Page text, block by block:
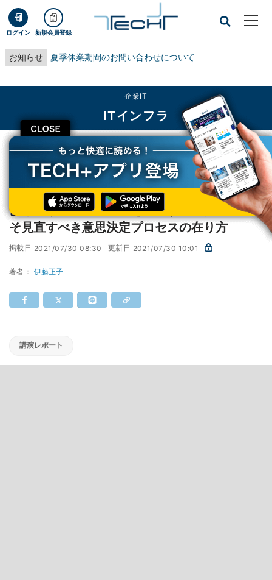
ログイン 新規会員登録
お知らせ 夏季休業期間のお問い合わせについて
CLOSE
企業IT
ITインフラ
TECH+ 企業IT
ITインフラ
より信頼性の高い判断を実現するには? - 今こそ見直すべき意思決定プロセスの
より信頼性の高い判断を実現するには? - 今こ
そ見直すべき意思決定プロセスの在り方
掲載日 2021/07/30 08:30 更新日 2021/07/30 10:01
著者： 伊藤正子
講演レポート